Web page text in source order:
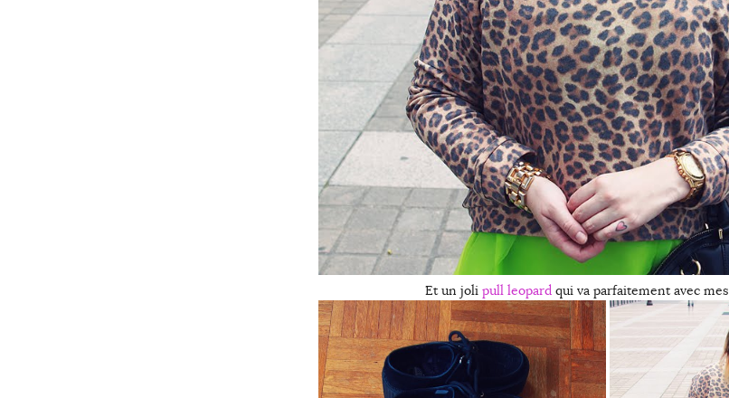
Et un joli pull leopard qui va parfaitement avec mes